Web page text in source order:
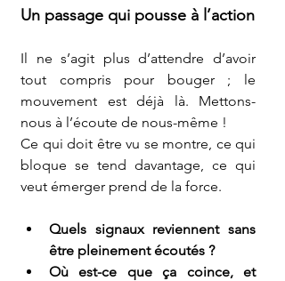
Un passage qui pousse à l’action
Il ne s’agit plus d’attendre d’avoir
tout compris pour bouger ; le
mouvement est déjà là. Mettons-
nous à l’écoute de nous-même !
Ce qui doit être vu se montre, ce qui
bloque se tend davantage, ce qui
veut émerger prend de la force.
Quels signaux reviennent sans
être pleinement écoutés ?
Où est-ce que ça coince, et